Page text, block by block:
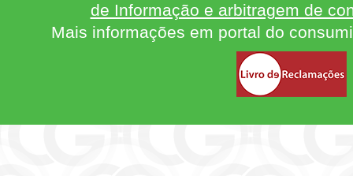
de Informação e arbitragem de
Mais informações em portal do